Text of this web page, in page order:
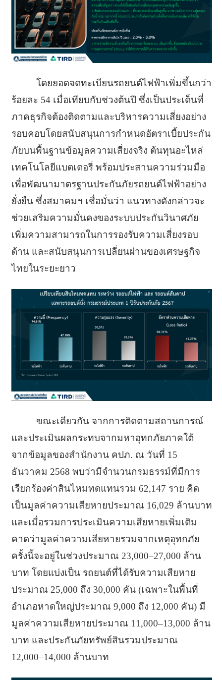
โดยยอดจดทะเบียนรถยนต์ไฟฟ้าเพิ่มขึ้นกว่า
ร้อยละ 54 เมื่อเทียบกับช่วงต้นปี ซึ่งเป็นประเด็นที่
ภาคธุรกิจต้องติดตามและบริหารความเสี่ยงอย่าง
รอบคอบโดยสนับสนุนการกำหนดอัตราเบี้ยประกัน
ภัยบนพื้นฐานข้อมูลความเสี่ยงจริง ต้นทุนอะไหล่
เทคโนโลยีแบตเตอรี่ พร้อมประสานความร่วมมือ
เพื่อพัฒนามาตรฐานประกันภัยรถยนต์ไฟฟ้าอย่าง
ยั่งยืน ซึ่งสมาคมฯ เชื่อมั่นว่า แนวทางดังกล่าวจะ
ช่วยเสริมความมั่นคงของระบบประกันวินาศภัย
เพิ่มความสามารถในการรองรับความเสี่ยงรอบ
ด้าน และสนับสนุนการเปลี่ยนผ่านของเศรษฐกิจ
ไทยในระยะยาว
ขณะเดียวกัน จากการติดตามสถานการณ์
และประเมินผลกระทบจากมหาอุทกภัยภาคใต้
จากข้อมูลของสำนักงาน คปภ. ณ วันที่ 15
ธันวาคม 2568 พบว่ามีจำนวนกรมธรรม์ที่มีการ
เรียกร้องค่าสินไหมทดแทนรวม 62,147 ราย คิด
เป็นมูลค่าความเสียหายประมาณ 16,029 ล้านบาท
และเมื่อรวมการประเมินความเสียหายเพิ่มเติม
คาดว่ามูลค่าความเสียหายรวมจากเหตุอุทกภัย
ครั้งนี้จะอยู่ในช่วงประมาณ 23,000–27,000 ล้าน
บาท โดยแบ่งเป็น รถยนต์ที่ได้รับความเสียหาย
ประมาณ 25,000 ถึง 30,000 คัน (เฉพาะในพื้นที่
อำเภอหาดใหญ่ประมาณ 9,000 ถึง 12,000 คัน) มี
มูลค่าความเสียหายประมาณ 11,000–13,000 ล้าน
บาท และประกันภัยทรัพย์สินรวมประมาณ
12,000–14,000 ล้านบาท